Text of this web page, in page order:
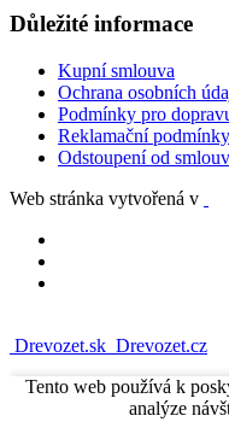
Důležité informace
Kupní smlouva
Ochrana osobních
Podmínky pro
Reklamační podmínky
Odstoupení od
Web stránka vytvořená v
Drevozet.sk Drevozet.cz
Tento web používá k
analýze